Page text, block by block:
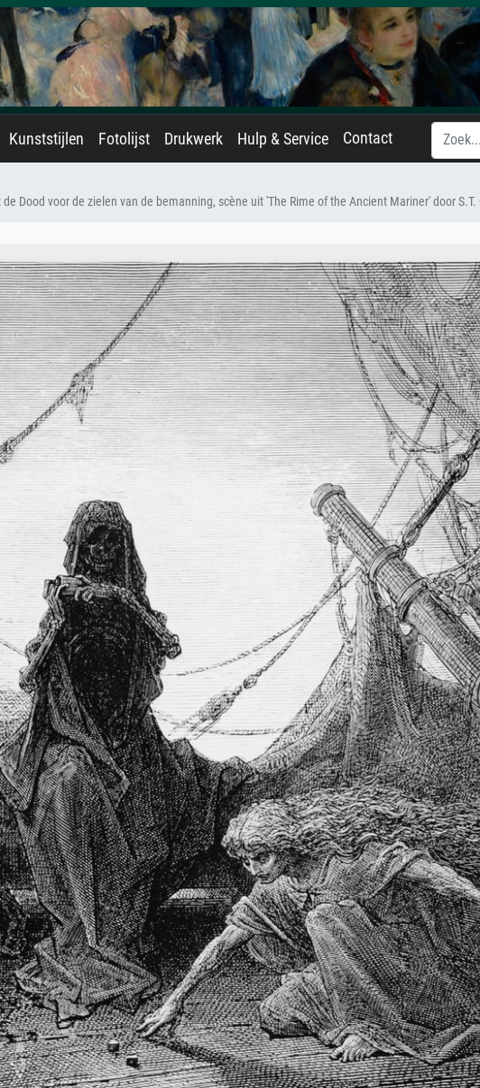
Kunststijlen Fotolijst Drukwerk Hulp & Service Contact
Dood voor de zielen van de bemanning, scène uit 'The Rime of the Ancient Mariner' door